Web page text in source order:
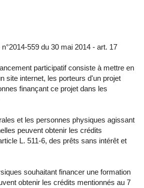
559 du 30 mai 2014 - art. 17
participatif consiste à mettre en
site internet, les porteurs d'un projet
finançant ce projet dans les
et les personnes physiques agissant
peuvent obtenir les crédits
L. 511-6, des prêts sans intérêt et
souhaitant financer une formation
obtenir les crédits mentionnés au 7